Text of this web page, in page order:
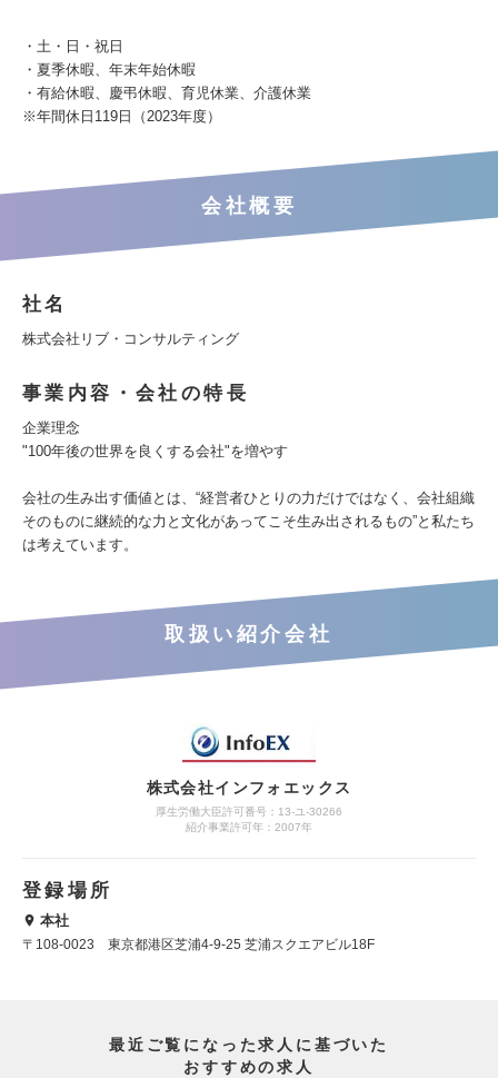
・土・日・祝日
・夏季休暇、年末年始休暇
・有給休暇、慶弔休暇、育児休業、介護休業
※年間休日119日（2023年度）
会社概要
社名
株式会社リブ・コンサルティング
事業内容・会社の特長
企業理念
"100年後の世界を良くする会社"を増やす
会社の生み出す価値とは、“経営者ひとりの力だけではなく、会社組織
そのものに継続的な力と文化があってこそ生み出されるもの”と私たち
は考えています。
取扱い紹介会社
株式会社インフォエックス
厚生労働大臣許可番号：13-ユ-30266
紹介事業許可年：2007年
登録場所
本社
〒108-0023 東京都港区芝浦4-9-25 芝浦スクエアビル18F
最近ご覧になった求人に基づいた
おすすめの求人